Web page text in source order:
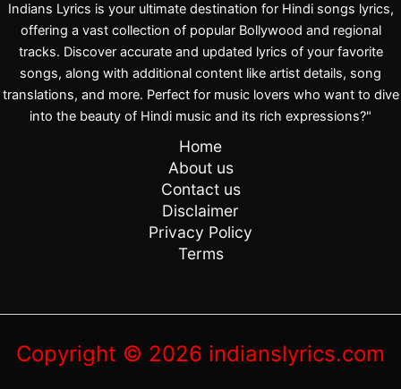
Indians Lyrics is your ultimate destination for Hindi songs lyrics,
offering a vast collection of popular Bollywood and regional
tracks. Discover accurate and updated lyrics of your favorite
songs, along with additional content like artist details, song
translations, and more. Perfect for music lovers who want to dive
into the beauty of Hindi music and its rich expressions?"
Home
About us
Contact us
Disclaimer
Privacy Policy
Terms
Copyright © 2026 indianslyrics.com